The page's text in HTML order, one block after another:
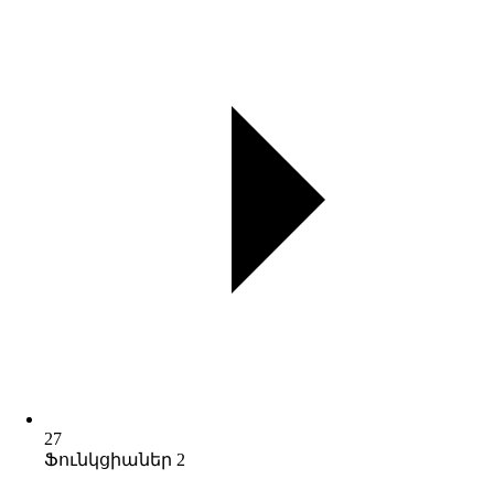
27
Ֆունկցիաներ 2